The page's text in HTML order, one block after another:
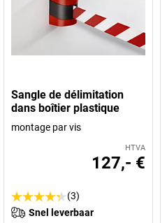
Sangle de délimitation
dans boîtier plastique
montage par vis
HTVA
127,- €
(3)
Snel leverbaar